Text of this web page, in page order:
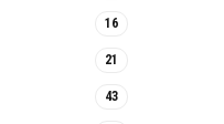
16
21
43